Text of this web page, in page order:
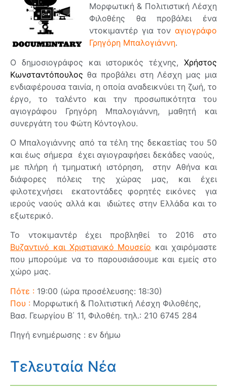
Μορφωτική & Πολιτιστική Λέσχη
Φιλοθέης θα προβάλει ένα
ντοκιμαντέρ για τον αγιογράφο
Γρηγόρη Μπαλογιάννη.
Ο δημοσιογράφος και ιστορικός τέχνης, Χρήστος
Κωνσταντόπουλος θα προβάλει στη Λέσχη μας μια
ενδιαφέρουσα ταινία, η οποία αναδεικνύει τη ζωή, το
έργο, το ταλέντο και την προσωπικότητα του
αγιογράφου Γρηγόρη Μπαλογιάννη, μαθητή και
συνεργάτη του Φώτη Κόντογλου.
Ο Μπαλογιάννης από τα τέλη της δεκαετίας του 50
και έως σήμερα έχει αγιογραφήσει δεκάδες ναούς,
με πλήρη ή τμηματική ιστόρηση, στην Αθήνα και
διάφορες πόλεις της χώρας μας, και έχει
φιλοτεχνήσει εκατοντάδες φορητές εικόνες για
ιερούς ναούς αλλά και ιδιώτες στην Ελλάδα και το
εξωτερικό.
Το ντοκιμαντέρ έχει προβληθεί το 2016 στο
Βυζαντινό και Χριστιανικό Μουσείο και χαιρόμαστε
που μπορούμε να το παρουσιάσουμε και εμείς στο
χώρο μας.
Πότε : 19:00 (ώρα προσέλευσης: 18:30)
Που : Μορφωτική & Πολιτιστική Λέσχη Φιλοθέης,
Βασ. Γεωργίου Β΄ 11, Φιλοθέη. τηλ.: 210 6745 284
Πηγή ενημέρωσης : εν δήμω
Τελευταία Νέα